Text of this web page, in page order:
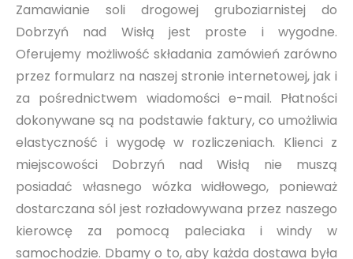
Zamawianie soli drogowej gruboziarnistej do
Dobrzyń nad Wisłą jest proste i wygodne.
Oferujemy możliwość składania zamówień zarówno
przez formularz na naszej stronie internetowej, jak i
za pośrednictwem wiadomości e-mail. Płatności
dokonywane są na podstawie faktury, co umożliwia
elastyczność i wygodę w rozliczeniach. Klienci z
miejscowości Dobrzyń nad Wisłą nie muszą
posiadać własnego wózka widłowego, ponieważ
dostarczana sól jest rozładowywana przez naszego
kierowcę za pomocą paleciaka i windy w
samochodzie. Dbamy o to, aby każda dostawa była